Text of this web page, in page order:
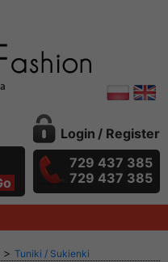
Login / Register
729 437 385
729 437 385
> Tuniki / Sukienki